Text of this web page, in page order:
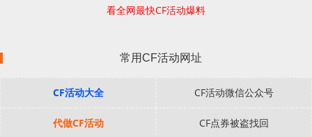
看全网最快CF活动爆料
常用CF活动网址
CF活动大全 CF活动微信公众号
代做CF活动 CF点券被盗找回